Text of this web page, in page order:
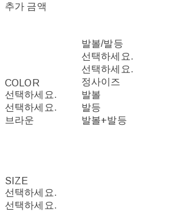
추가 금액
COLOR
선택하세요.
선택하세요.
브라운
발볼/발등
선택하세요.
선택하세요.
정사이즈
발볼
발등
발볼+발등
SIZE
선택하세요.
선택하세요.